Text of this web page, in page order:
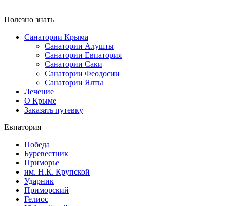
Полезно знать
Санатории Крыма
Санатории Алушты
Санатории Евпатория
Санатории Саки
Санатории Феодосии
Санатории Ялты
Лечение
О Крыме
Заказать путевку
Евпатория
Победа
Буревестник
Приморье
им. Н.К. Крупской
Ударник
Приморский
Гелиос